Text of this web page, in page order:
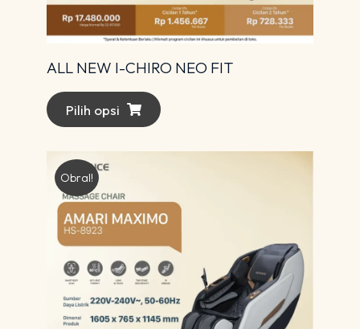
ALL NEW I-CHIRO NEO FIT
Pilih opsi
Obral!